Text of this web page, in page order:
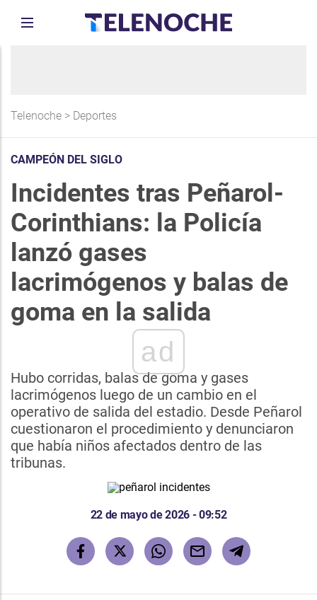
Telenoche > Deportes
CAMPEÓN DEL SIGLO
Incidentes tras Peñarol-
Corinthians: la Policía
lanzó gases
lacrimógenos y balas de
goma en la salida
ad
Hubo corridas, balas de goma y gases
lacrimógenos luego de un cambio en el
operativo de salida del estadio. Desde Peñarol
cuestionaron el procedimiento y denunciaron
que había niños afectados dentro de las
tribunas.
22 de mayo de 2026 - 09:52